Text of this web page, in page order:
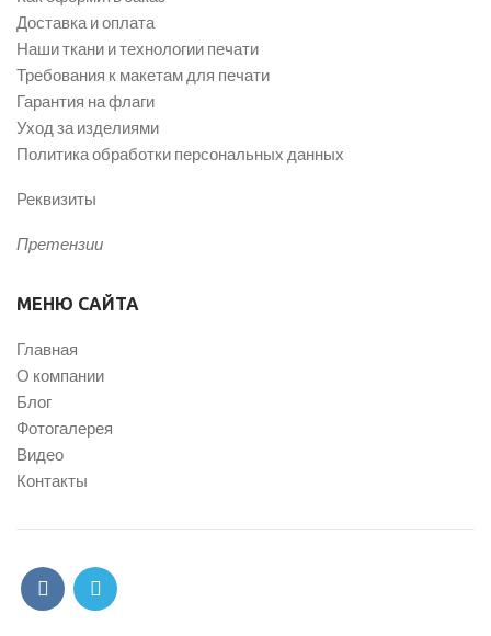
Доставка и оплата
Наши ткани и технологии печати
Требования к макетам для печати
Гарантия на флаги
Уход за изделиями
Политика обработки персональных данных
Реквизиты
Претензии
МЕНЮ САЙТА
Главная
О компании
Блог
Фотогалерея
Видео
Контакты